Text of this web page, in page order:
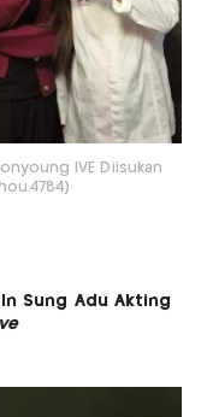
IVE Diisukan
Sung Adu Akting